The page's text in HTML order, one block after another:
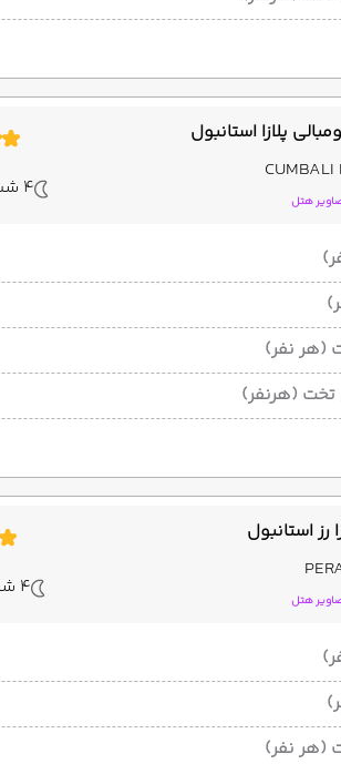
پلازا استانبول
هتل 4 شب اقامت
(هر نفر)
(هرنفر)
رز استانبول
هتل 4 شب اقامت
(هر نفر)